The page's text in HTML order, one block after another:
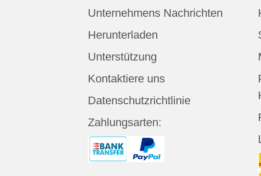
Unternehmens Nachrichten
Herunterladen
Unterstützung
Kontaktiere uns
Datenschutzrichtlinie
Zahlungsarten: